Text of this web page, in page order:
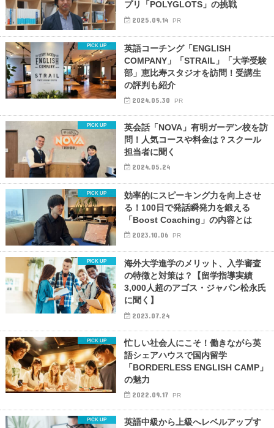
プリ「POLYGLOTS」の挑戦
2025.09.14 PR
英語コーチング「ENGLISH
COMPANY」「STRAIL」「大学受験
部」恵比寿スタジオを訪問！受講生
の評判も紹介
2024.05.30 PR
英会話「NOVA」有明ガーデン校を訪
問！人気コースや料金は？スクール
担当者に聞く
2024.05.24
効率的にスピーキング力を向上させ
る！100日で発話瞬発力を鍛える
「Boost Coaching」の内容とは
2023.10.06 PR
海外大学進学のメリット、入学審査
の特徴と対策は？【留学指導実績
3,000人超のアゴス・ジャパン松永氏
に聞く】
2023.07.24
忙しい社会人にこそ！働きながら英
語シェアハウスで国内留学
「BORDERLESS ENGLISH CAMP」
の魅力
2022.09.17 PR
英語中級から上級へレベルアップす